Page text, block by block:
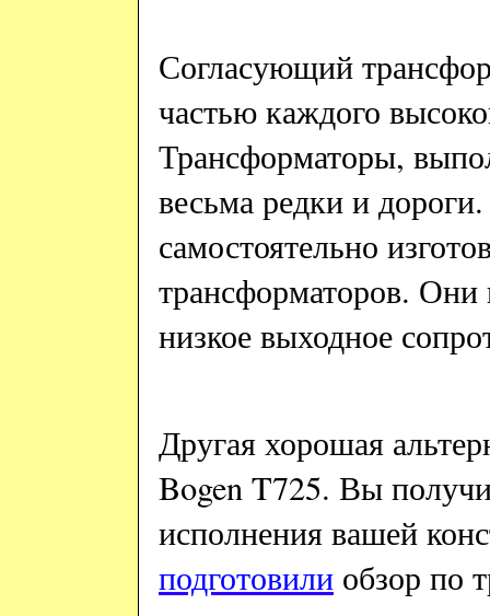
Согласующий
частью каждого
Трансформаторы,
весьма редки и
самостоятельно
трансформаторов. Они
низкое выходное
Другая хорошая
BogenT725. Вы
исполнения вашей
подготовили обзор по